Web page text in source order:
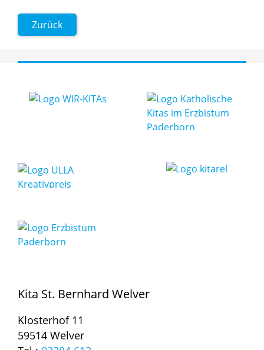
Zurück
Kita St. Bernhard Welver
Klosterhof 11
59514 Welver